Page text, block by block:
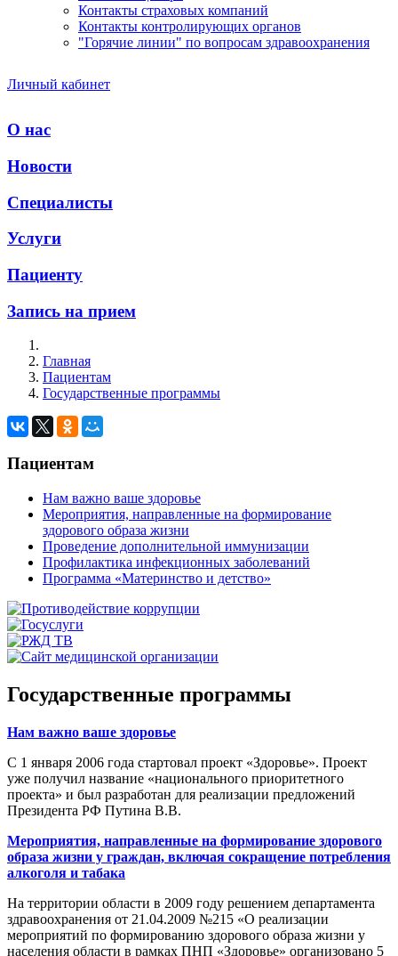
Контакты страховых компаний
Контакты контролирующих органов
"Горячие линии" по вопросам здравоохранения
Личный кабинет
О нас
Новости
Специалисты
Услуги
Пациенту
Запись на прием
Главная
Пациентам
Государственные программы
Пациентам
Нам важно ваше здоровье
Мероприятия, направленные на формирование
здорового образа жизни
Проведение дополнительной иммунизации
Профилактика инфекционных заболеваний
Программа «Материнство и детство»
Государственные программы
Нам важно ваше здоровье
С 1 января 2006 года стартовал проект «Здоровье». Проект
уже получил название «национального приоритетного
проекта» и был разработан для реализации предложений
Президента РФ Путина В.В.
Мероприятия, направленные на формирование здорового
образа жизни у граждан, включая сокращение потребления
алкоголя и табака
На территории области в 2009 году решением департамента
здравоохранения от 21.04.2009 №215 «О реализации
мероприятий по формированию здорового образа жизни у
населения области в рамках ПНП «Здоровье» организовано 5